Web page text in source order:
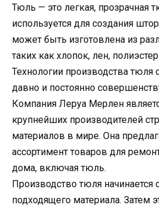
Тюль — это легкая, прозрачная
используется для создания
может быть изготовлена из
таких как хлопок, лен,
Технологии производства
давно и постоянно
Компания Леруа Мерлен
крупнейших производителей
материалов в мире. Она
ассортимент товаров для
дома, включая тюль.
Производство тюля начинается
подходящего материала. Затем